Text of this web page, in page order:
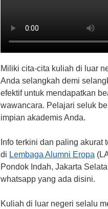
Miliki cita-cita kuliah di luar
Anda selangkah demi
efektif untuk mendapatkan
wawancara. Pelajari seluk
impian akademis Anda.
Info terkini dan paling
di Lembaga Alumni Eropa
Pondok Indah, Jakarta
whatsapp yang ada disini.
Kuliah di luar negeri selalu